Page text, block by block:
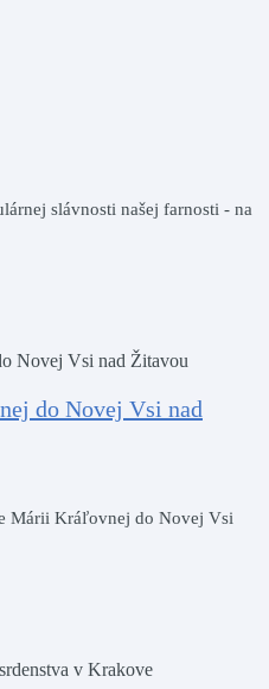
slávnosti našej farnosti - na
do Novej Vsi nad
Márii Kráľovnej do Novej Vsi